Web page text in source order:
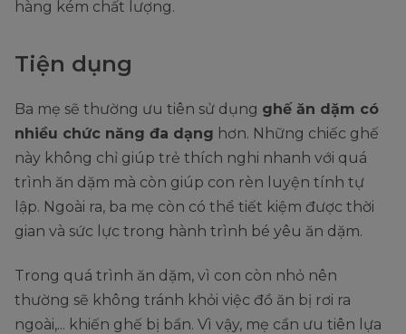
hàng kém chất lượng.
Tiện dụng
Ba mẹ sẽ thường ưu tiên sử dụng ghế ăn dặm có
nhiều chức năng đa dạng hơn. Những chiếc ghế
này không chỉ giúp trẻ thích nghi nhanh với quá
trình ăn dặm mà còn giúp con rèn luyện tính tự
lập. Ngoài ra, ba mẹ còn có thể tiết kiệm được thời
gian và sức lực trong hành trình bé yêu ăn dặm.
Trong quá trình ăn dặm, vì con còn nhỏ nên
thường sẽ không tránh khỏi việc đồ ăn bị rơi ra
ngoài,... khiến ghế bị bẩn. Vì vậy, mẹ cần ưu tiên lựa